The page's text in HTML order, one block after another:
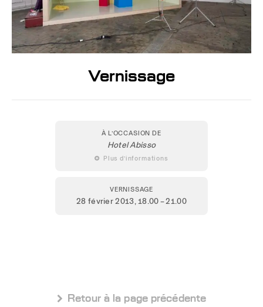
Vernissage
À L’OCCASION DE
Hotel Abisso
 Plus d’informations
VERNISSAGE
28 février 2013, 18.00 – 21.00
 Retour à la page précédente